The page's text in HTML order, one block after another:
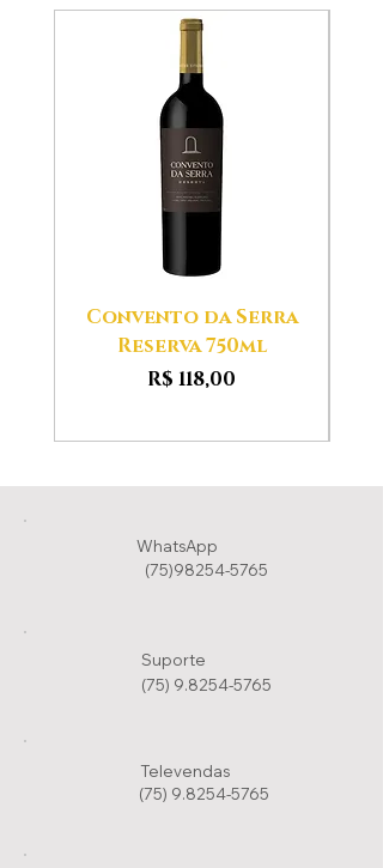
Convento da Serra
Reserva 750ml
Preço
R$ 118,00
WhatsApp
(75)98254-5765
Suporte
(75) 9.8254-5765
Televendas
(75) 9.8254-5765